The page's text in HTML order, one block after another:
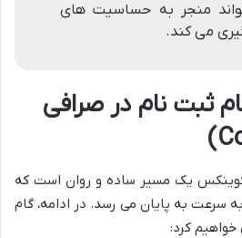
منجر به حساسیت های
می کند.
ثبت نام در صرافی
یک مسیر ساده و روان است که
سرعت به پایان می رسد. در ادامه، گام
خواهیم کرد: